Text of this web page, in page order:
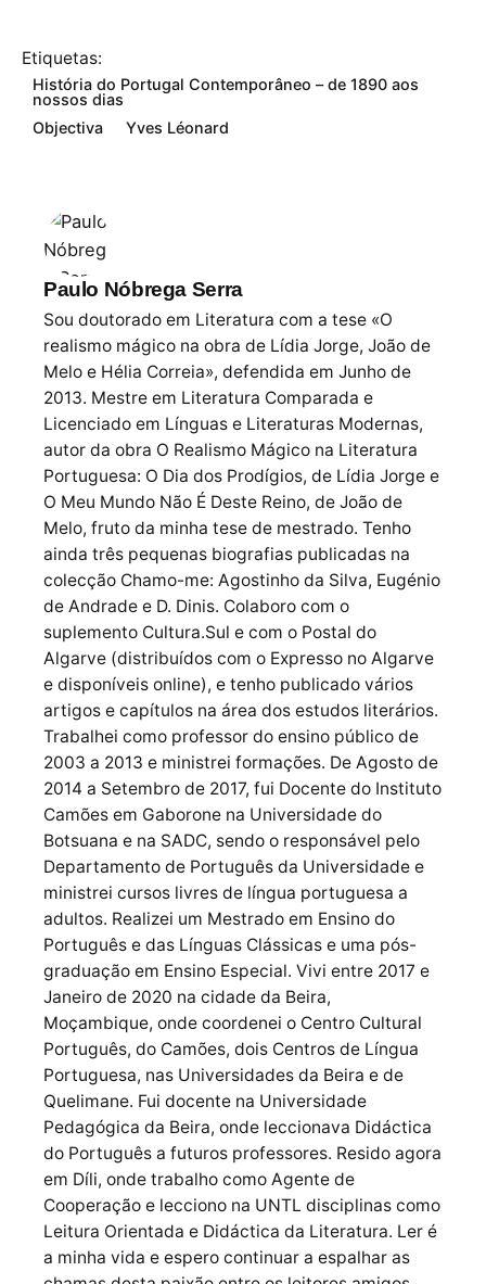
Etiquetas:
História do Portugal Contemporâneo – de 1890 aos
nossos dias
Objectiva
Yves Léonard
Paulo Nóbrega Serra
Sou doutorado em Literatura com a tese «O
realismo mágico na obra de Lídia Jorge, João de
Melo e Hélia Correia», defendida em Junho de
2013. Mestre em Literatura Comparada e
Licenciado em Línguas e Literaturas Modernas,
autor da obra O Realismo Mágico na Literatura
Portuguesa: O Dia dos Prodígios, de Lídia Jorge e
O Meu Mundo Não É Deste Reino, de João de
Melo, fruto da minha tese de mestrado. Tenho
ainda três pequenas biografias publicadas na
colecção Chamo-me: Agostinho da Silva, Eugénio
de Andrade e D. Dinis. Colaboro com o
suplemento Cultura.Sul e com o Postal do
Algarve (distribuídos com o Expresso no Algarve
e disponíveis online), e tenho publicado vários
artigos e capítulos na área dos estudos literários.
Trabalhei como professor do ensino público de
2003 a 2013 e ministrei formações. De Agosto de
2014 a Setembro de 2017, fui Docente do Instituto
Camões em Gaborone na Universidade do
Botsuana e na SADC, sendo o responsável pelo
Departamento de Português da Universidade e
ministrei cursos livres de língua portuguesa a
adultos. Realizei um Mestrado em Ensino do
Português e das Línguas Clássicas e uma pós-
graduação em Ensino Especial. Vivi entre 2017 e
Janeiro de 2020 na cidade da Beira,
Moçambique, onde coordenei o Centro Cultural
Português, do Camões, dois Centros de Língua
Portuguesa, nas Universidades da Beira e de
Quelimane. Fui docente na Universidade
Pedagógica da Beira, onde leccionava Didáctica
do Português a futuros professores. Resido agora
em Díli, onde trabalho como Agente de
Cooperação e lecciono na UNTL disciplinas como
Leitura Orientada e Didáctica da Literatura. Ler é
a minha vida e espero continuar a espalhar as